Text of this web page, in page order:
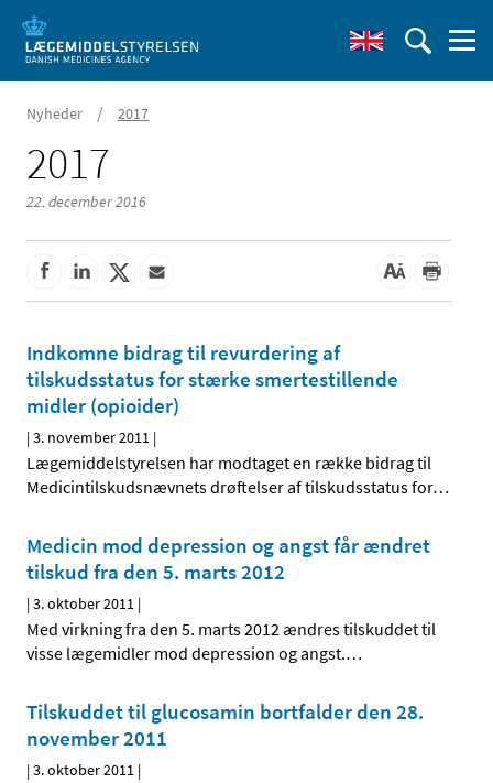
Nyheder / 2017
2017
22. december 2016
Indkomne bidrag til revurdering af
tilskudsstatus for stærke smertestillende
midler (opioider)
|3. november 2011 |
Lægemiddelstyrelsen har modtaget en række bidrag til
Medicintilskudsnævnets drøftelser af tilskudsstatus for…
Medicin mod depression og angst får ændret
tilskud fra den 5. marts 2012
|3. oktober 2011 |
Med virkning fra den 5. marts 2012 ændres tilskuddet til
visse lægemidler mod depression og angst.…
Tilskuddet til glucosamin bortfalder den 28.
november 2011
|3. oktober 2011 |